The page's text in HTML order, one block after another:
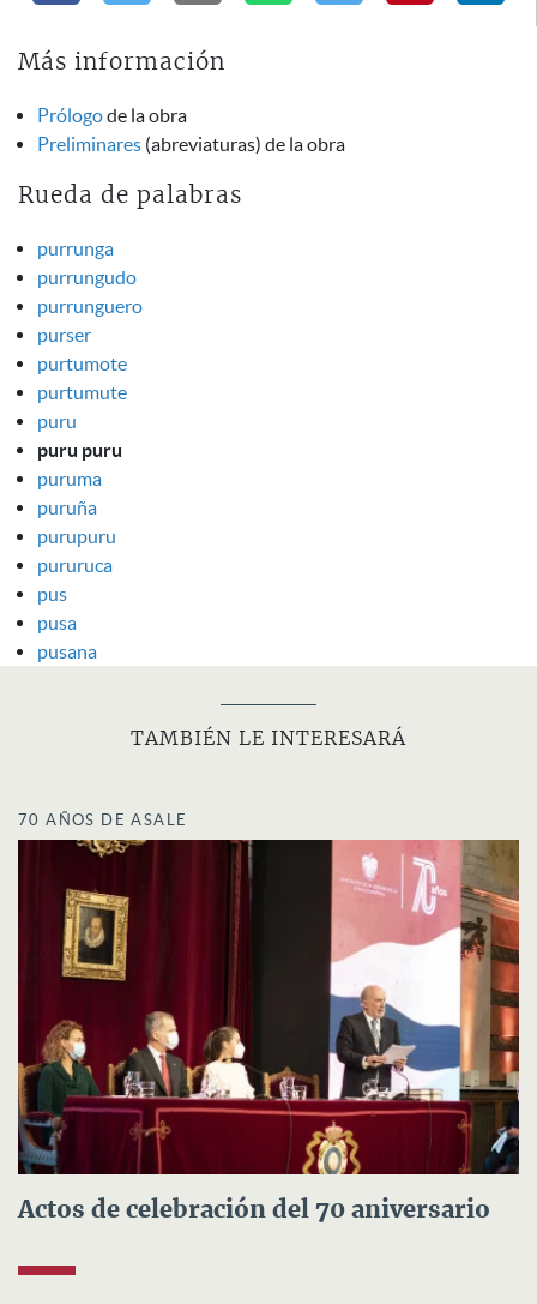
Más información
Prólogode la obra
Preliminares (abreviaturas) de la obra
Rueda de palabras
purrunga
purrungudo
purrunguero
purser
purtumote
purtumute
puru
puru puru
puruma
puruña
purupuru
pururuca
pus
pusa
pusana
TAMBIÉN LE INTERESARÁ
70 AÑOS DE ASALE
Actos de celebración del 70 aniversario